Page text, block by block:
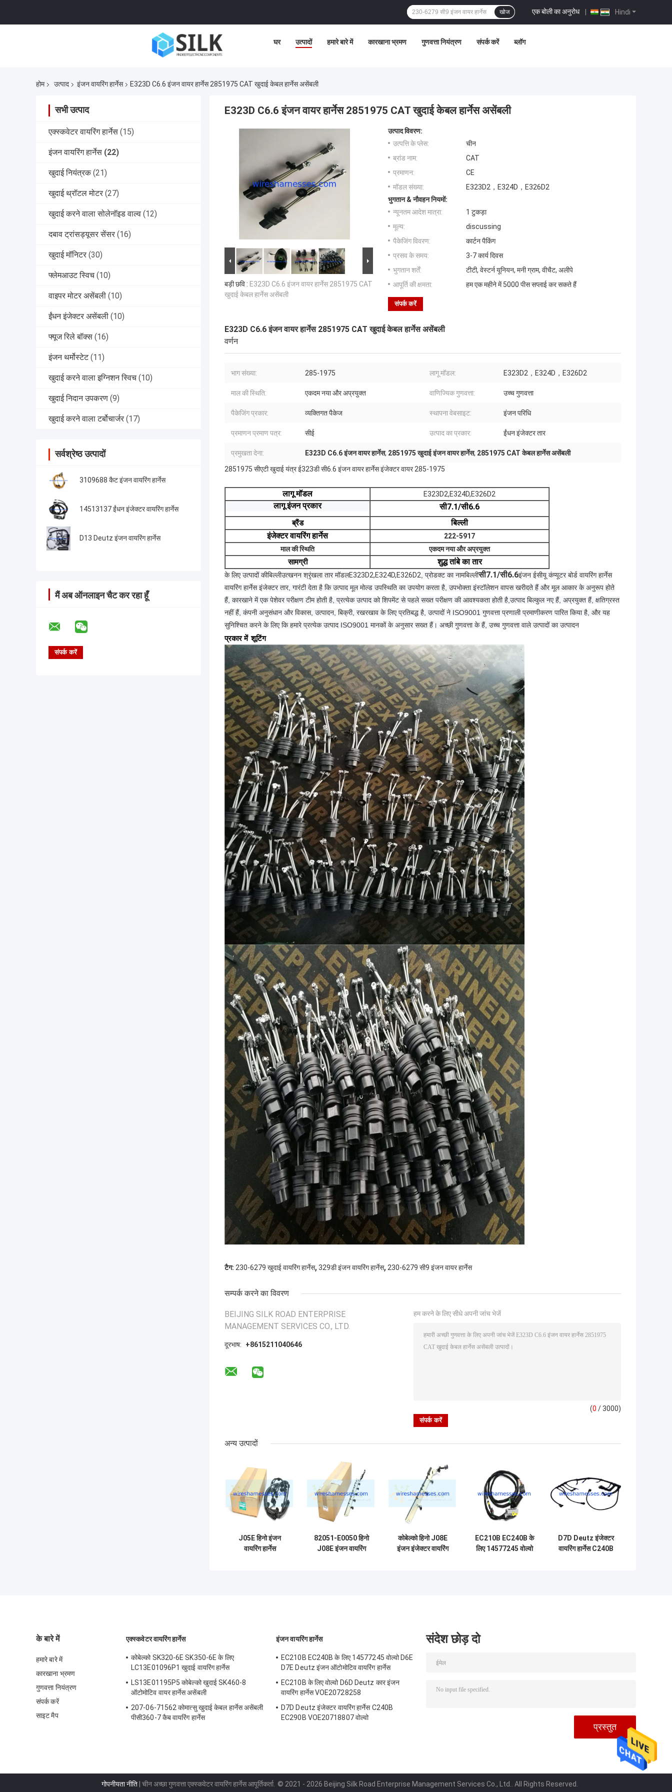
Hindi
एक बोली का अनुरोध |
खोज
घर उत्पादों हमारे बारे में कारखाना भ्रमण गुणवत्ता नियंत्रण संपर्क करें ब्लॉग
होम उत्पाद इंजन वायरिंग हार्नेस E323D C6.6 इंजन वायर हार्नेस 2851975 CAT खुदाई केबल हार्नेस असेंबली
सभी उत्पाद
एक्स्कवेटर वायरिंग हार्नेस (15)
इंजन वायरिंग हार्नेस (22)
खुदाई नियंत्रक (21)
खुदाई थ्रॉटल मोटर (27)
खुदाई करने वाला सोलेनॉइड वाल्व (12)
दबाव ट्रांसड्यूसर सेंसर (16)
खुदाई मॉनिटर (30)
फ्लेमआउट स्विच (10)
वाइपर मोटर असेंबली (10)
ईंधन इंजेक्टर असेंबली (10)
फ्यूज रिले बॉक्स (16)
इंजन थर्मोस्टेट (11)
खुदाई करने वाला इग्निशन स्विच (10)
खुदाई निदान उपकरण (9)
खुदाई करने वाला टर्बोचार्जर (17)
सर्वश्रेष्ठ उत्पादों
3109688 कैट इंजन वायरिंग हार्नेस
14513137 ईंधन इंजेक्टर वायरिंग हार्नेस
D13 Deutz इंजन वायरिंग हार्नेस
मैं अब ऑनलाइन चैट कर रहा हूँ
E323D C6.6 इंजन वायर हार्नेस 2851975 CAT खुदाई केबल हार्नेस असेंबली
बड़ी छवि : E323D C6.6 इंजन वायर हार्नेस 2851975 CAT
खुदाई केबल हार्नेस असेंबली
उत्पाद विवरण:
उत्पत्ति के प्लेस:
चीन
ब्रांड नाम:
CAT
प्रमाणन:
CE
मॉडल संख्या:
E323D2，E324D，E326D2
भुगतान & नौवहन नियमों:
न्यूनतम आदेश मात्रा:
1 टुकड़ा
मूल्य:
discussing
पैकेजिंग विवरण:
कार्टन पैकिंग
प्रसव के समय:
3-7 कार्य दिवस
भुगतान शर्तें:
टीटी, वेस्टर्न यूनियन, मनी ग्राम, वीचैट, अलीपे
आपूर्ति की क्षमता:
हम एक महीने में 5000 पीस सप्लाई कर सकते हैं
संपर्क करें
E323D C6.6 इंजन वायर हार्नेस 2851975 CAT खुदाई केबल हार्नेस असेंबली
वर्णन
भाग संख्या: 285-1975 लागू मॉडल: E323D2，E324D，E326D2
माल की स्थिति: एकदम नया और अप्रयुक्त वाणिज्यिक गुणवत्ता: उच्च गुणवत्ता
पैकेजिंग प्रकार: व्यक्तिगत पैकेज स्थापना वेबसाइट: इंजन परिधि
प्रमाणन प्रमाण पत्र: सीई उत्पाद का प्रकार: ईंधन इंजेक्टर तार
प्रमुखता देना: E323D C6.6 इंजन वायर हार्नेस, 2851975 खुदाई इंजन वायर हार्नेस, 2851975 CAT केबल हार्नेस असेंबली
2851975 सीएटी खुदाई यंत्र ई323डी सी6.6 इंजन वायर हार्नेस इंजेक्टर वायर 285-1975
लागू मॉडल E323D2,E324D,E326D2
लागू इंजन प्रकार सी7.1/सी6.6
ब्रैंड बिल्ली
इंजेक्टर वायरिंग हार्नेस
222-5917
माल की स्थिति
एकदम नया और अप्रयुक्त
सामग्री शुद्ध तांबे का तार
के लिए उत्पादों कीबिल्लीउत्खनन श्रृंखला तार मॉडलE323D2,E324D,E326D2, प्रोडक्ट का नामबिल्लीसी7.1/सी6.6इंजन ईसीयू कंप्यूटर बोर्ड वायरिंग हार्नेस
वायरिंग हार्नेस इंजेक्टर तार, गारंटी देता है कि उत्पाद मूल मोल्ड उपस्थिति का उपयोग करता है, उपभोक्ता इंस्टॉलेशन वापस खरीदते हैं और मूल आकार के अनुरूप होते
हैं, कारखाने में एक पेशेवर परीक्षण टीम होती है, प्रत्येक उत्पाद को शिपमेंट से पहले सख्त परीक्षण की आवश्यकता होती है,उत्पाद बिल्कुल नए हैं, अप्रयुक्त हैं, क्षतिग्रस्त
नहीं हैं, कंपनी अनुसंधान और विकास, उत्पादन, बिक्री, रखरखाव के लिए प्रतिबद्ध है, उत्पादों ने ISO9001 गुणवत्ता प्रणाली प्रमाणीकरण पारित किया है, और यह
सुनिश्चित करने के लिए कि हमारे प्रत्येक उत्पाद ISO9001 मानकों के अनुसार सख्त हैं। अच्छी गुणवत्ता के हैं, उच्च गुणवत्ता वाले उत्पादों का उत्पादन
प्रकार में शूटिंग
टैग: 230-6279 खुदाई वायरिंग हार्नेस, 329डी इंजन वायरिंग हार्नेस, 230-6279 सी9 इंजन वायर हार्नेस
सम्पर्क करने का विवरण
BEIJING SILK ROAD ENTERPRISE
MANAGEMENT SERVICES CO., LTD.
दूरभाष: +8615211040646
हम करने के लिए सीधे अपनी जांच भेजें
(0 / 3000)
अन्य उत्पादों
J05E हिनो इंजन
वायरिंग हार्नेस
82051-E0050 हिनो
J08E इंजन वायरिंग
कोबेल्को हिनो J08E
इंजन इंजेक्टर वायरिंग
EC210B EC240B के
लिए 14577245 वोल्वो
D7D Deutz इंजेक्टर
वायरिंग हार्नेस C240B
के बारे में
हमारे बारे में
कारखाना भ्रमण
गुणवत्ता नियंत्रण
संपर्क करें
साइट मैप
एक्स्कवेटर वायरिंग हार्नेस
कोबेल्को SK320-6E SK350-6E के लिए
LC13E01096P1 खुदाई वायरिंग हार्नेस
LS13E01195P5 कोबेल्को खुदाई SK460-8
ऑटोमोटिव वायर हार्नेस असेंबली
207-06-71562 कोमात्सु खुदाई केबल हार्नेस असेंबली
पीसी360-7 कैब वायरिंग हार्नेस
इंजन वायरिंग हार्नेस
EC210B EC240B के लिए 14577245 वोल्वो D6E
D7E Deutz इंजन ऑटोमोटिव वायरिंग हार्नेस
EC210B के लिए वोल्वो D6D Deutz कार इंजन
वायरिंग हार्नेस VOE20728258
D7D Deutz इंजेक्टर वायरिंग हार्नेस C240B
EC290B VOE20718807 वोल्वो
संदेश छोड़ दो
गोपनीयता नीति | चीन अच्छा गुणवत्ता एक्स्कवेटर वायरिंग हार्नेस आपूर्तिकर्ता. © 2021 - 2026 Beijing Silk Road Enterprise Management Services Co., Ltd.. All Rights Reserved.